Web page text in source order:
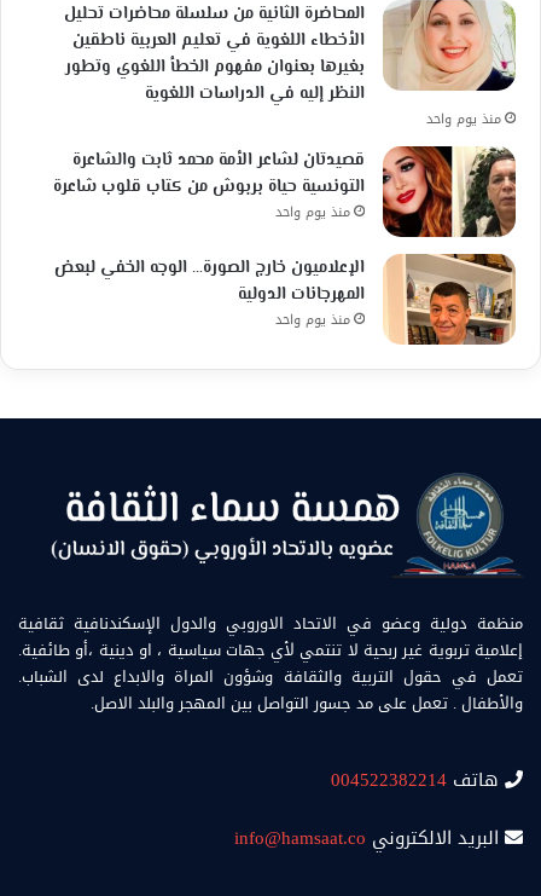
المحاضرة الثانية من سلسلة محاضرات تحليل
الأخطاء اللغوية في تعليم العربية ناطقين
بغيرها بعنوان مفهوم الخطأ اللغوي وتطور
النظر إليه في الدراسات اللغوية
منذ يوم واحد
قصيدتان لشاعر الأمة محمد ثابت والشاعرة
التونسية حياة بربوش من كتاب قلوب شاعرة
منذ يوم واحد
الإعلاميون خارج الصورة… الوجه الخفي لبعض
المهرجانات الدولية
منذ يوم واحد
منظمة دولية وعضو في الاتحاد الاوروبي والدول الإسكندنافية ثقافية
إعلامية تربوية غير ربحية لا تنتمي لأي جهات سياسية ، او دينية ،أو طائفية.
تعمل في حقول التربية والثقافة وشؤون المراة والابداع لدى الشباب.
والأطفال . تعمل على مد جسور التواصل بين المهجر والبلد الاصل.
هاتف 004522382214
البريد الالكتروني info@hamsaat.co